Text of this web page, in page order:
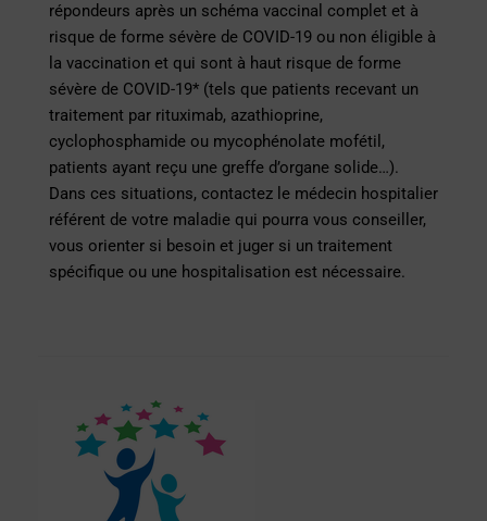
répondeurs après un schéma vaccinal complet et à
risque de forme sévère de COVID-19 ou non éligible à
la vaccination et qui sont à haut risque de forme
sévère de COVID-19* (tels que patients recevant un
traitement par rituximab, azathioprine,
cyclophosphamide ou mycophénolate mofétil,
patients ayant reçu une greffe d’organe solide…).
Dans ces situations, contactez le médecin hospitalier
référent de votre maladie qui pourra vous conseiller,
vous orienter si besoin et juger si un traitement
spécifique ou une hospitalisation est nécessaire.